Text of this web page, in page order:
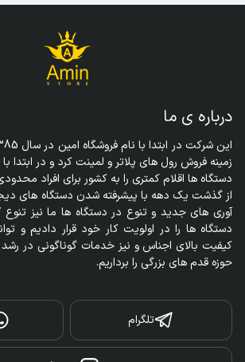
درباره ی ما
حوزه قدم های بزرگی را برداریم.
تلگرام